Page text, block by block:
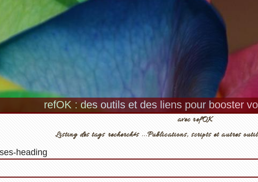
refOK : des outils et des liens pour booster
avec refOK
Listing des tags recherchés ...Publications, scripts et autres
heading